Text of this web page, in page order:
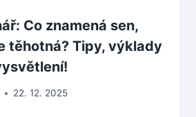
Co znamená sen,
těhotná? Tipy, výklady
22. 12. 2025